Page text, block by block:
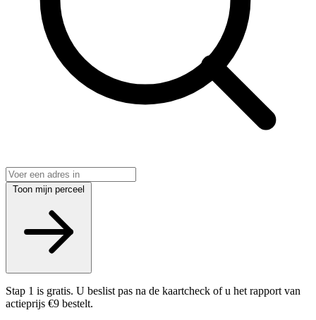
Toon mijn perceel
Stap 1 is gratis. U beslist pas na de kaartcheck of u het rapport van
actieprijs €9 bestelt.